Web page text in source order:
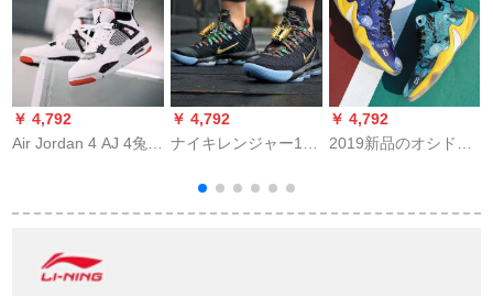
￥ 4,792
Air Jordan 4 AJ 4兔八
16白红42
￥ 4,792
ナイキレンジャー16
ムズ16戦靴黒人月男
バカズ全星王座CI
￥ 4,792
2019新品のオシドリ
名11男靴3女靴15 ha